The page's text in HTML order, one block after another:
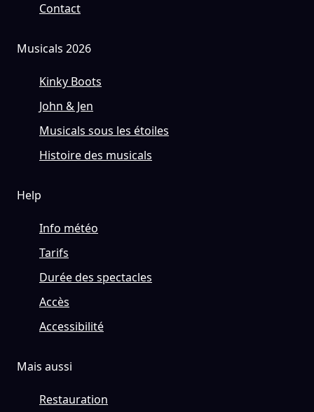
Contact
Musicals 2026
Kinky Boots
John & Jen
Musicals sous les étoiles
Histoire des musicals
Help
Info météo
Tarifs
Durée des spectacles
Accès
Accessibilité
Mais aussi
Restauration